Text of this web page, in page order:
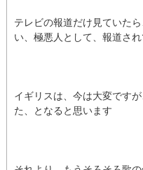
テレビの報道だけ見ていた
い、極悪人として、報道さ
イギリスは、今は大変です
た、となると思います